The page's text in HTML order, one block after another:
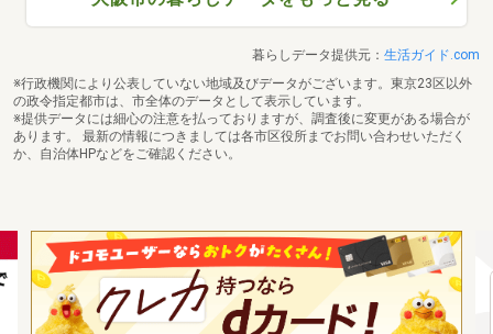
暮らしデータ提供元： 生活ガイド.com
※行政機関により公表していない地域及びデータがございます。東京23区以外
の政令指定都市は、市全体のデータとして表示しています。
※提供データには細心の注意を払っておりますが、調査後に変更がある場合が
あります。 最新の情報につきましては各市区役所までお問い合わせいただく
か、自治体HPなどをご確認ください。